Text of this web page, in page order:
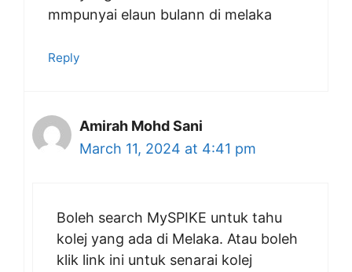
mmpunyai elaun bulann di melaka
Reply
Amirah Mohd Sani
March 11, 2024 at 4:41 pm
Boleh search MySPIKE untuk tahu
kolej yang ada di Melaka. Atau boleh
klik link ini untuk senarai kolej